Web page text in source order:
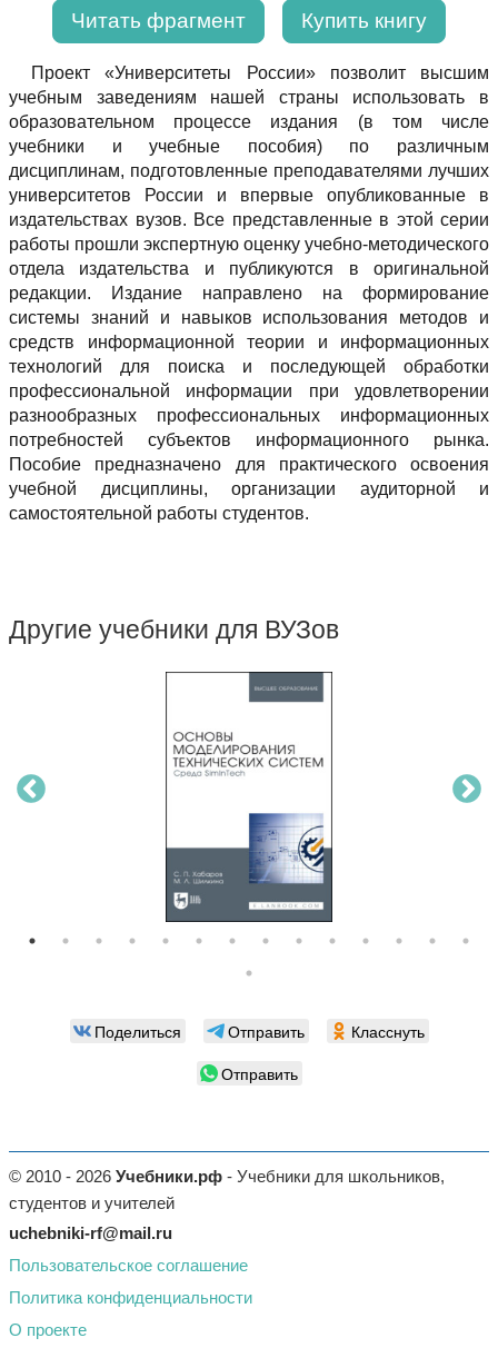
Читать фрагмент Купить книгу
Проект «Университеты России» позволит высшим
учебным заведениям нашей страны использовать в
образовательном процессе издания (в том числе
учебники и учебные пособия) по различным
дисциплинам, подготовленные преподавателями лучших
университетов России и впервые опубликованные в
издательствах вузов. Все представленные в этой серии
работы прошли экспертную оценку учебно-методического
отдела издательства и публикуются в оригинальной
редакции. Издание направлено на формирование
системы знаний и навыков использования методов и
средств информационной теории и информационных
технологий для поиска и последующей обработки
профессиональной информации при удовлетворении
разнообразных профессиональных информационных
потребностей субъектов информационного рынка.
Пособие предназначено для практического освоения
учебной дисциплины, организации аудиторной и
самостоятельной работы студентов.
Другие учебники для ВУЗов
Поделиться Отправить
Класснуть
Отправить
© 2010 - 2026 Учебники.рф - Учебники для школьников,
студентов и учителей
uchebniki-rf@mail.ru
Пользовательское соглашение
Политика конфиденциальности
О проекте